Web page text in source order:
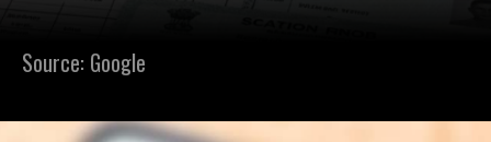
Source: Google